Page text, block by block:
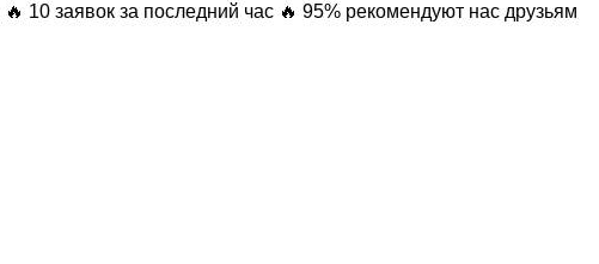
🔥 10 заявок за последний час 🔥 95% рекомендуют нас друзьям